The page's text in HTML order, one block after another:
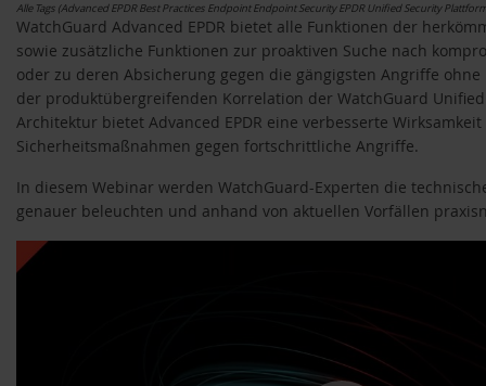
Alle Tags (Advanced EPDR Best Practices Endpoint Endpoint Security EPDR Unified Security
WatchGuard Advanced EPDR bietet alle Funktionen der
sowie zusätzliche Funktionen zur proaktiven Suche nach
oder zu deren Absicherung gegen die gängigsten Angriffe
der produktübergreifenden Korrelation der WatchGuard
Architektur bietet Advanced EPDR eine verbesserte Wirksamkeit
Sicherheitsmaßnahmen gegen fortschrittliche Angriffe.
In diesem Webinar werden WatchGuard-Experten die
genauer beleuchten und anhand von aktuellen Vorfällen
Video-
Player